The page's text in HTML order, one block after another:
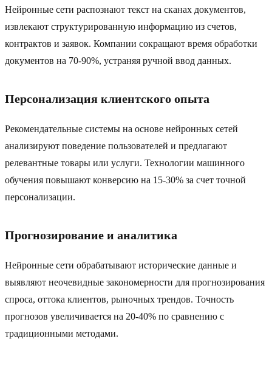
Нейронные сети распознают текст на сканах документов,
извлекают структурированную информацию из счетов,
контрактов и заявок. Компании сокращают время обработки
документов на 70-90%, устраняя ручной ввод данных.
Персонализация клиентского опыта
Рекомендательные системы на основе нейронных сетей
анализируют поведение пользователей и предлагают
релевантные товары или услуги. Технологии машинного
обучения повышают конверсию на 15-30% за счет точной
персонализации.
Прогнозирование и аналитика
Нейронные сети обрабатывают исторические данные и
выявляют неочевидные закономерности для прогнозирования
спроса, оттока клиентов, рыночных трендов. Точность
прогнозов увеличивается на 20-40% по сравнению с
традиционными методами.